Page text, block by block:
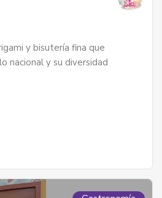
y bisutería fina que
nacional y su diversidad